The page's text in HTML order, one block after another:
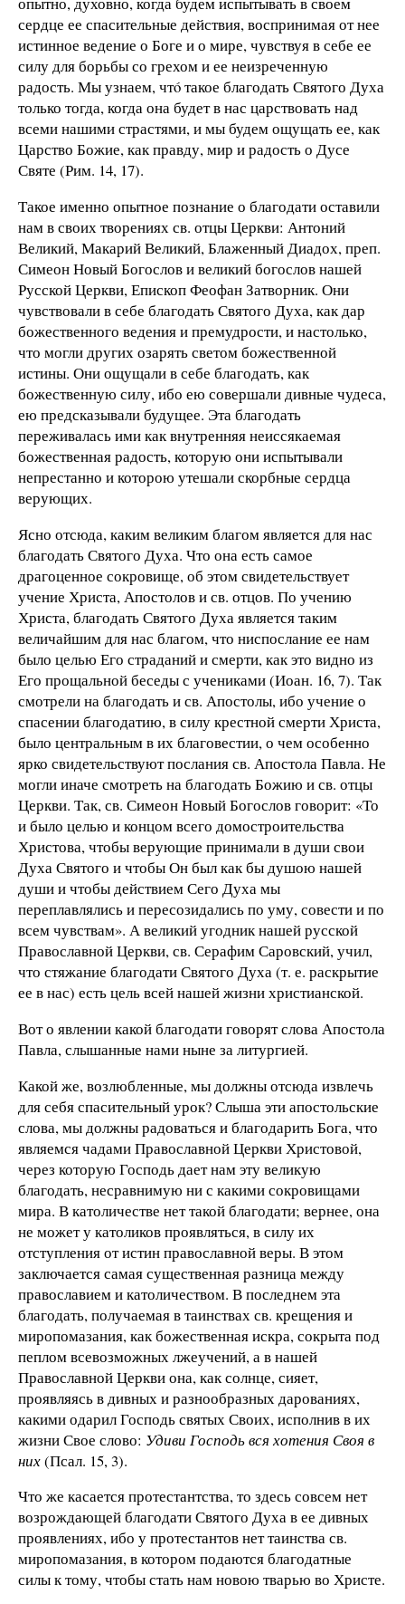
сердце ее спасительные действия, воспринимая от нее
истинное ведение о Боге и о мире, чувствуя в себе ее
силу для борьбы со грехом и ее неизреченную
радость. Мы узнаем, чтó такое благодать Святого Духа
только тогда, когда она будет в нас царствовать над
всеми нашими страстями, и мы будем ощущать ее, как
Царство Божие, как правду, мир и радость о Дусе
Святе (Рим. 14, 17).
Такое именно опытное познание о благодати оставили
нам в своих творениях св. отцы Церкви: Антоний
Великий, Макарий Великий, Блаженный Диадох, преп.
Симеон Новый Богослов и великий богослов нашей
Русской Церкви, Епископ Феофан Затворник. Они
чувствовали в себе благодать Святого Духа, как дар
божественного ведения и премудрости, и настолько,
что могли других озарять светом божественной
истины. Они ощущали в себе благодать, как
божественную силу, ибо ею совершали дивные чудеса,
ею предсказывали будущее. Эта благодать
переживалась ими как внутренняя неиссякаемая
божественная радость, которую они испытывали
непрестанно и которою утешали скорбные сердца
верующих.
Ясно отсюда, каким великим благом является для нас
благодать Святого Духа. Что она есть самое
драгоценное сокровище, об этом свидетельствует
учение Христа, Апостолов и св. отцов. По учению
Христа, благодать Святого Духа является таким
величайшим для нас благом, что ниспослание ее нам
было целью Его страданий и смерти, как это видно из
Его прощальной беседы с учениками (Иоан. 16, 7). Так
смотрели на благодать и св. Апостолы, ибо учение о
спасении благодатию, в силу крестной смерти Христа,
было центральным в их благовестии, о чем особенно
ярко свидетельствуют послания св. Апостола Павла. Не
могли иначе смотреть на благодать Божию и св. отцы
Церкви. Так, св. Симеон Новый Богослов говорит: «То
и было целью и концом всего домостроительства
Христова, чтобы верующие принимали в души свои
Духа Святого и чтобы Он был как бы душою нашей
души и чтобы действием Сего Духа мы
переплавлялись и пересозидались по уму, совести и по
всем чувствам». А великий угодник нашей русской
Православной Церкви, св. Серафим Саровский, учил,
что стяжание благодати Святого Духа (т. е. раскрытие
ее в нас) есть цель всей нашей жизни христианской.
Вот о явлении какой благодати говорят слова Апостола
Павла, слышанные нами ныне за литургией.
Какой же, возлюбленные, мы должны отсюда извлечь
для себя спасительный урок? Слыша эти апостольские
слова, мы должны радоваться и благодарить Бога, что
являемся чадами Православной Церкви Христовой,
через которую Господь дает нам эту великую
благодать, несравнимую ни с какими сокровищами
мира. В католичестве нет такой благодати; вернее, она
не может у католиков проявляться, в силу их
отступления от истин православной веры. В этом
заключается самая существенная разница между
православием и католичеством. В последнем эта
благодать, получаемая в таинствах св. крещения и
миропомазания, как божественная искра, сокрыта под
пеплом всевозможных лжеучений, а в нашей
Православной Церкви она, как солнце, сияет,
проявляясь в дивных и разнообразных дарованиях,
какими одарил Господь святых Своих, исполнив в их
жизни Свое слово: Удиви Господь вся хотения Своя в
них(Псал. 15, 3).
Что же касается протестантства, то здесь совсем нет
возрождающей благодати Святого Духа в ее дивных
проявлениях, ибо у протестантов нет таинства св.
миропомазания, в котором подаются благодатные
силы к тому, чтобы стать нам новою тварью во Христе.